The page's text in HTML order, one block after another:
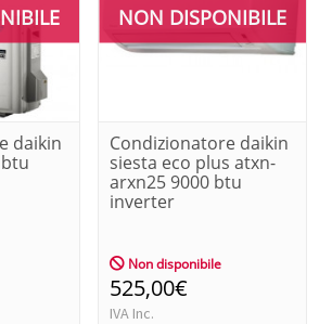
daikin
NON DISPONIBILE
Condizionatore daikin
siesta eco plus atxn-
arxn25 9000 btu
inverter
Non disponibile
525,00€
IVA Inc.